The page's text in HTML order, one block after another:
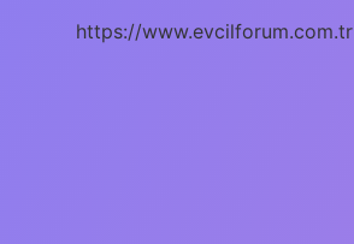
https://www.evcilforum.com.tr